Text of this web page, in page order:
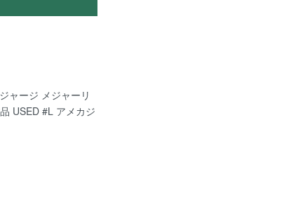
ャージ メジャーリ
USED #L アメカジ